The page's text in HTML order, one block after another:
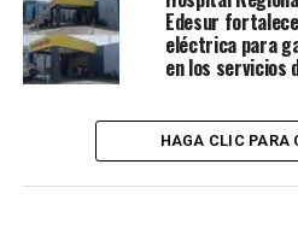
Edesur
eléctrica para
en los servicios
HAGA CLIC PARA